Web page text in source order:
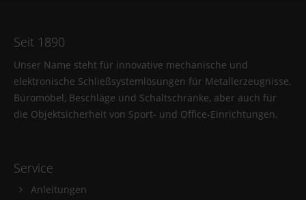
Seit 1890
Unser Name steht für innovative mechanische und
elektronische Schließsystemlösungen für Metallerzeugnisse,
Büromöbel, Beschläge und Schaltschränke, aber auch für
die Objektsicherheit von Sport- und Office-Einrichtungen.
Service
Anleitungen